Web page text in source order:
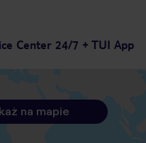
Center 24/7 + TUI App
na mapie